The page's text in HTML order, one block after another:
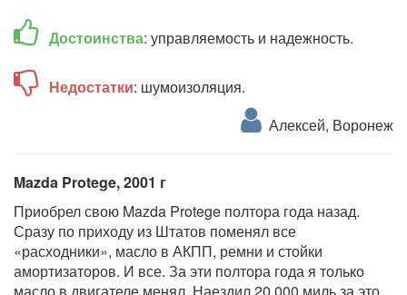
Достоинства: управляемость и надежность.
Недостатки: шумоизоляция.
Алексей, Воронеж
Mazda Protege, 2001 г
Приобрел свою Mazda Protege полтора года назад.
Сразу по приходу из Штатов поменял все
«расходники», масло в АКПП, ремни и стойки
амортизаторов. И все. За эти полтора года я только
масло в двигателе менял. Наездил 20 000 миль за это